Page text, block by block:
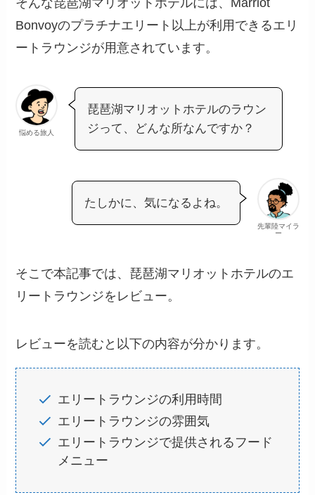
Bonvoyのプラチナエリート以上が利用できるエリ
ートラウンジが用意されています。
悩める旅人
琵琶湖マリオットホテルのラウン
ジって、どんな所なんですか？
先輩陸マイラ
ー
たしかに、気になるよね。
そこで本記事では、琵琶湖マリオットホテルのエ
リートラウンジをレビュー。
レビューを読むと以下の内容が分かります。
エリートラウンジの利用時間
エリートラウンジの雰囲気
エリートラウンジで提供されるフード
メニュー